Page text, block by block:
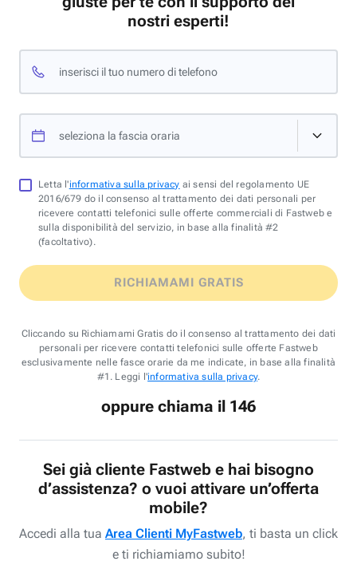
nostri esperti!
inserisci il tuo numero di telefono
seleziona la fascia oraria
Letta l'informativa sulla privacy ai sensi del regolamento UE
2016/679 do il consenso al trattamento dei dati personali per
ricevere contatti telefonici sulle offerte commerciali di Fastweb e
sulla disponibilità del servizio, in base alla finalità #2
(facoltativo).
RICHIAMAMI GRATIS
Cliccando su Richiamami Gratis do il consenso al trattamento dei dati
personali per ricevere contatti telefonici sulle offerte Fastweb
esclusivamente nelle fasce orarie da me indicate, in base alla finalità
#1. Leggi l'informativa sulla privacy.
oppure chiama il 146
Sei già cliente Fastweb e hai bisogno
d’assistenza? o vuoi attivare un’offerta
mobile?
Accedi alla tua Area Clienti MyFastweb, ti basta un click
e ti richiamiamo subito!